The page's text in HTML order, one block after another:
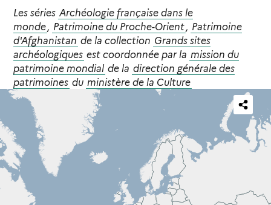
Les séries Archéologie française dans le
monde, Patrimoine du Proche-Orient, Patrimoine
d'Afghanistan de la collection Grands sites
archéologiques est coordonnée par la mission du
patrimoine mondial de la direction générale des
patrimoines du ministère de la Culture
Partager
cette